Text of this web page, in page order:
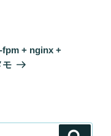
fpm + nginx +
モ